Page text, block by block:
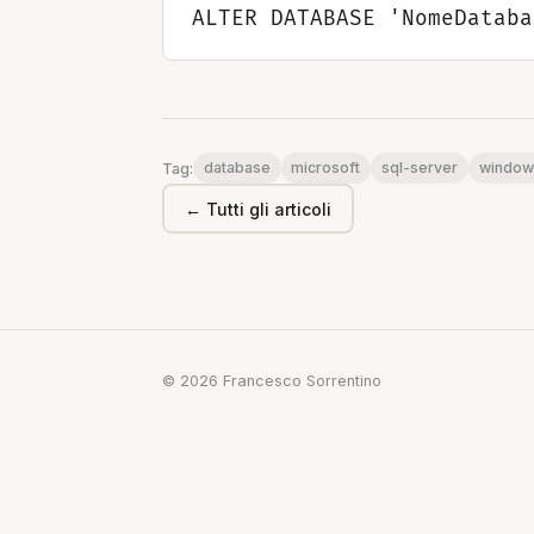
Tag: database microsoft sql-server
← Tutti gli articoli
© 2026 Francesco Sorrentino